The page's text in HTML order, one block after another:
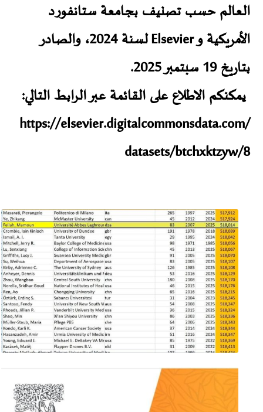
العالم حسب تصنيف بجامعة ستانفورد
الأمريكية و Elsevier لسنة 2024، والصادر
بتاريخ 19 سبتمبر 2025.
يمكنكم الاطلاع على القائمة عبر الرابط التالي:
https://elsevier.digitalcommonsdata.com/
datasets/btchxktzyw/8